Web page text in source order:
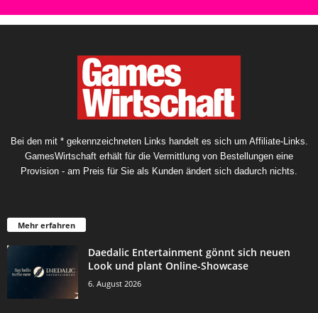
Bei den mit * gekennzeichneten Links handelt es sich um Affiliate-Links.
GamesWirtschaft erhält für die Vermittlung von Bestellungen eine
Provision - am Preis für Sie als Kunden ändert sich dadurch nichts.
Mehr erfahren
Daedalic Entertainment gönnt sich neuen
Look und plant Online-Showcase
6. August 2026